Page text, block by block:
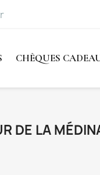
CHÈQUES
DE LA